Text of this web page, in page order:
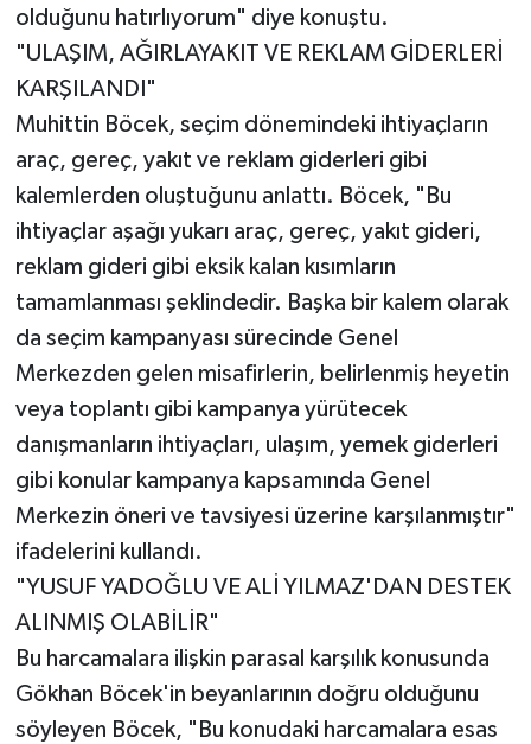
olduğunu hatırlıyorum" diye konuştu.
"ULAŞIM, AĞIRLAYAKIT VE REKLAM GİDERLERİ
KARŞILANDI"
Muhittin Böcek, seçim dönemindeki ihtiyaçların
araç, gereç, yakıt ve reklam giderleri gibi
kalemlerden oluştuğunu anlattı. Böcek, "Bu
ihtiyaçlar aşağı yukarı araç, gereç, yakıt gideri,
reklam gideri gibi eksik kalan kısımların
tamamlanması şeklindedir. Başka bir kalem olarak
da seçim kampanyası sürecinde Genel
Merkezden gelen misafirlerin, belirlenmiş heyetin
veya toplantı gibi kampanya yürütecek
danışmanların ihtiyaçları, ulaşım, yemek giderleri
gibi konular kampanya kapsamında Genel
Merkezin öneri ve tavsiyesi üzerine karşılanmıştır"
ifadelerini kullandı.
"YUSUF YADOĞLU VE ALİ YILMAZ'DAN DESTEK
ALINMIŞ OLABİLİR"
Bu harcamalara ilişkin parasal karşılık konusunda
Gökhan Böcek'in beyanlarının doğru olduğunu
söyleyen Böcek, "Bu konudaki harcamalara esas